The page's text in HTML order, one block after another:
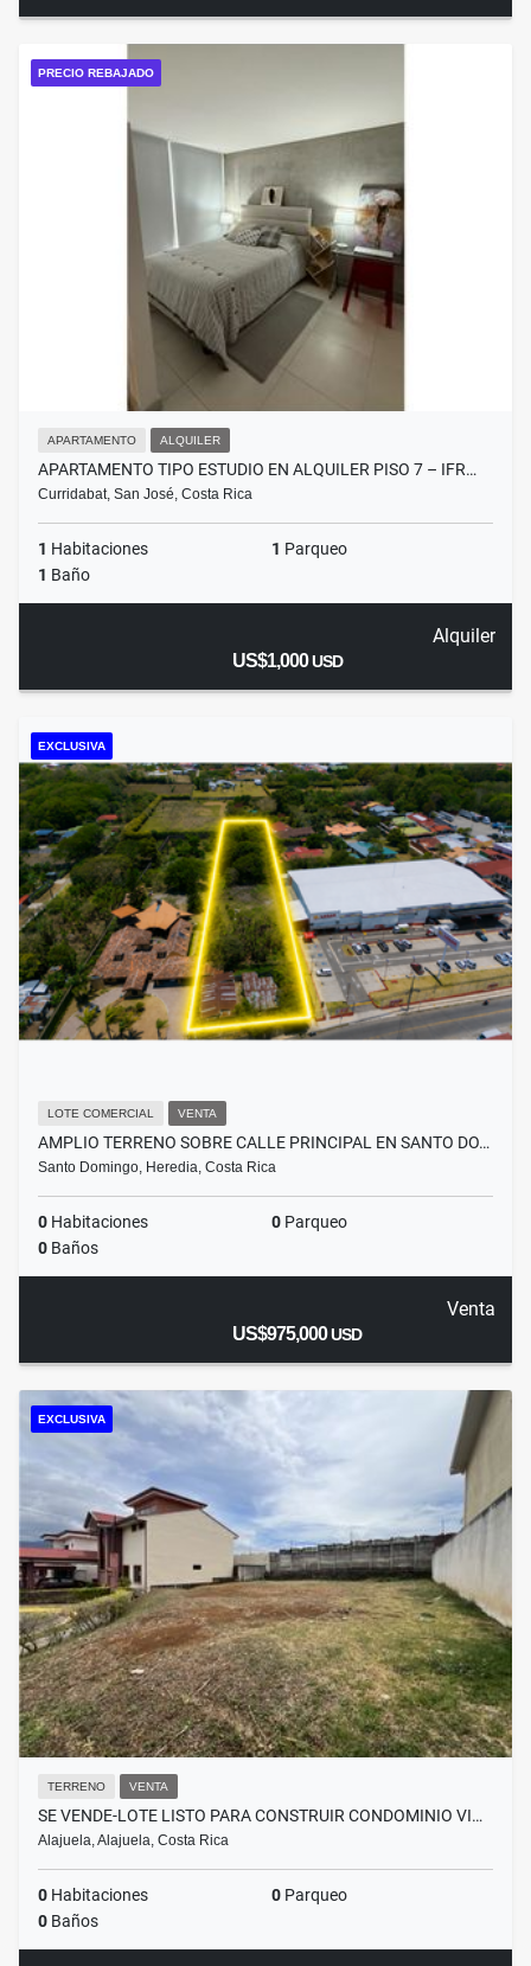
PRECIO REBAJADO
APARTAMENTO ALQUILER
APARTAMENTO TIPO ESTUDIO EN ALQUILER PISO 7 – IFR…
Curridabat, San José, Costa Rica
1 Habitaciones 1 Parqueo
1 Baño
Alquiler
US$1,000USD
EXCLUSIVA
LOTE COMERCIAL VENTA
AMPLIO TERRENO SOBRE CALLE PRINCIPAL EN SANTO DO…
Santo Domingo, Heredia, Costa Rica
0 Habitaciones 0 Parqueo
0 Baños
Venta
US$975,000USD
EXCLUSIVA
TERRENO VENTA
SE VENDE-LOTE LISTO PARA CONSTRUIR CONDOMINIO VI…
Alajuela, Alajuela, Costa Rica
0 Habitaciones 0 Parqueo
0 Baños